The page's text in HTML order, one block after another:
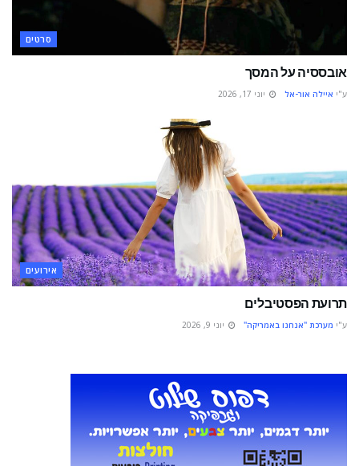
סרטים
אובססיה על המסך
ע"י איילה אור-אל יוני 17, 2026
אירועים
תרועת הפסטיבלים
ע"י מערכת "אנחנו באמריקה" יוני 9, 2026